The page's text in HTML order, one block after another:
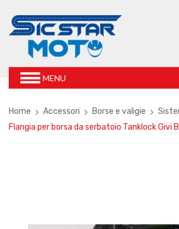
MENU
Home Accessori Borse e valigie
Flangia per borsa da serbatoio Tanklock Givi